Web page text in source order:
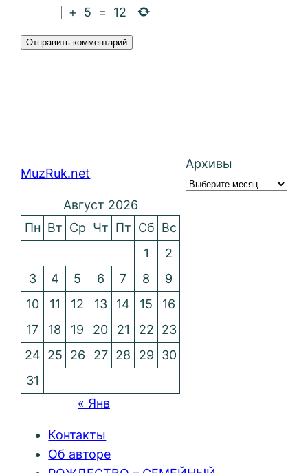
+ 5 = 12
MuzRuk.net
Архивы
Август 2026
Пн Вт Ср Чт Пт Сб Вс
1
2
3
4 5 6 7 8
9
10
11 12 13 14 15
16
17
18 19 20 21 22
23
24 25 26 27 28 29
30
31
« Янв
Контакты
Об авторе